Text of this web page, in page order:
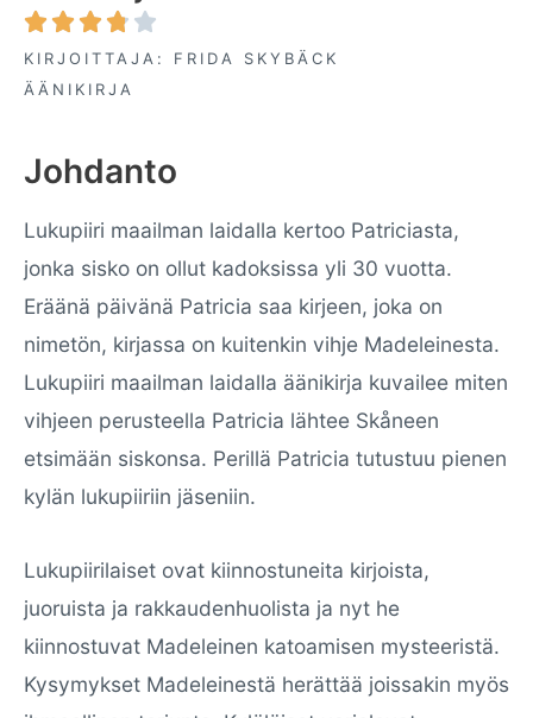
    
KIRJOITTAJA: FRIDA SKYBÄCK
ÄÄNIKIRJA
Johdanto
Lukupiiri maailman laidalla kertoo Patriciasta,
jonka sisko on ollut kadoksissa yli 30 vuotta.
Eräänä päivänä Patricia saa kirjeen, joka on
nimetön, kirjassa on kuitenkin vihje Madeleinesta.
Lukupiiri maailman laidalla äänikirja kuvailee miten
vihjeen perusteella Patricia lähtee Skåneen
etsimään siskonsa. Perillä Patricia tutustuu pienen
kylän lukupiiriin jäseniin.
Lukupiirilaiset ovat kiinnostuneita kirjoista,
juoruista ja rakkaudenhuolista ja nyt he
kiinnostuvat Madeleinen katoamisen mysteeristä.
Kysymykset Madeleinestä herättää joissakin myös